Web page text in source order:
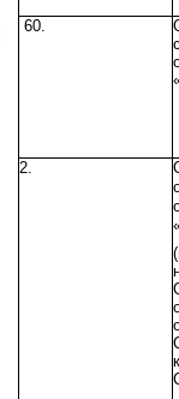
60.
2.